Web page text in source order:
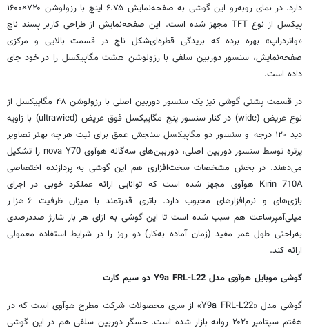
دارد. در نمای
روبه‌رو این گوشی به صفحه‌نمایش ۶.۷۵ اینچ با رزولوشن ۷۲۰×۱۶۰۰
پیکسل از نوع TFT مجهز شده است. این صفحه‌نمایش از طراحی کاربر پسند
ناچ
«واتردراپ» بهره برده که بریدگی قطره‌ای‌شکل ناچدر قسمت بالایی و مرکزی
صفحه‌نمایش، سنسور دوربین سلفی با رزولوشن هشت مگاپیکسل را در خود جای
داده است.
در قسمت پشتی گوشی نیز یک سنسور دوربین اصلی با رزولوشن ۴۸ مگاپیکسل از
نوع عریض (wide) در کنار سنسور پنج مگاپیکسل فوق عریض (ultrawied) با زاویه
دید ۱۲۰ درجه و سنسور دو مگاپیکسل سنجش عمق برای ثبت هرچه بهتر تصاویر
پرتره توسط سنسور دوربین اصلی، دوربین‌های سه‌گانه هوآوی
nova Y70 را تشکیل
می‌دهند. در بخش مشخصات سخت‌افزاری هم این گوشی به پردازنده اختصاصی
Kirin 710A هوآوی مجهز شده است که توانایی ارائه عملکرد خوبی در اجرای
بازی‌های و نرم‌افزارهای محبوب دارد. باتری قدرتمند با میزان ظرفیت ۶ هزار
میلی‌آمپرساعت هم سبب شده است تا این گوشی به ازای هر بار شارژ صددرصدی
به‌راحتی طول عمر مفید (زمان آماده به‌کار) دو روز را در شرایط استفاده معمولی
ارائه کند.
گوشی موبایل هوآوی مدل Y9a FRL-L22 دو سیم کارت
گوشی مدل «Y9a FRL-L22» از سری محصولات شرکت مطرح
هوآوی است که در
هفتم سپتامبر ۲۰۲۰ روانه بازار شده است. حسگر دوربین سلفی هم در این گوشی